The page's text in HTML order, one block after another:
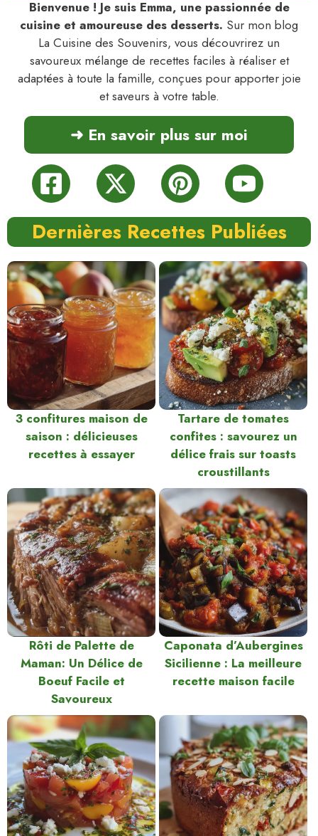
Bienvenue ! Je suis Emma, une passionnée de
cuisine et amoureuse des desserts. Sur mon blog
La Cuisine des Souvenirs, vous découvrirez un
savoureux mélange de recettes faciles à réaliser et
adaptées à toute la famille, conçues pour apporter joie
et saveurs à votre table.
➜ En savoir plus sur moi
Dernières Recettes Publiées
3 confitures maison de
saison : délicieuses
recettes à essayer
Tartare de tomates
confites : savourez un
délice frais sur toasts
croustillants
Rôti de Palette de
Maman: Un Délice de
Boeuf Facile et
Savoureux
Caponata d’Aubergines
Sicilienne : La meilleure
recette maison facile